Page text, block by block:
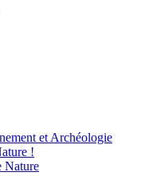
et Archéologie
!
Nature